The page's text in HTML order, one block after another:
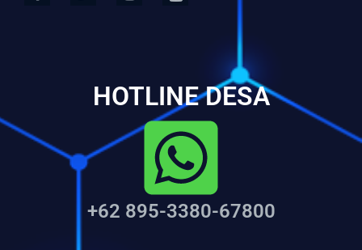
HOTLINE DESA
+62 895-3380-67800